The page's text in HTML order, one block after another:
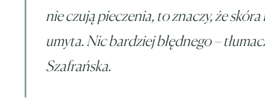
nie czują pieczenia, to znaczy, że
umyta. Nic bardziej błędnego –
Szafrańska.